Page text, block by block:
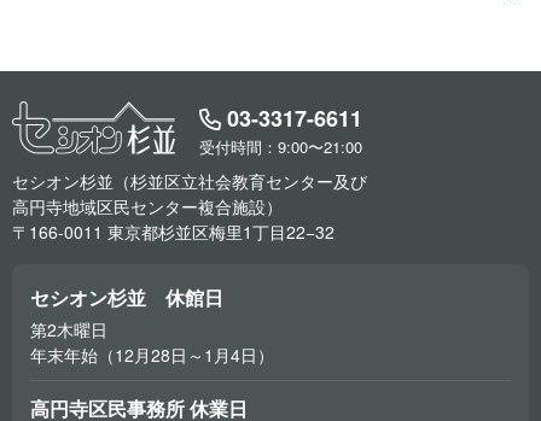
03-3317-6611
受付時間：9:00〜21:00
セシオン杉並（杉並区立社会教育センター及び
高円寺地域区民センター複合施設）
〒166-0011 東京都杉並区梅里1丁目22−32
セシオン杉並 休館日
第2木曜日
年末年始（12月28日～1月4日）
高円寺区民事務所 休業日